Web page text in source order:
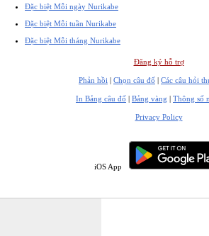
Đặc biệt Mỗi ngày Nurikabe
Đặc biệt Mỗi tuần Nurikabe
Đặc biệt Mỗi tháng Nurikabe
Đăng ký hỗ trợ
Phản hồi | Chọn câu đố | Các câu hỏi
In Bảng câu đố | Bảng vàng | Thông số
Privacy Policy
iOS App